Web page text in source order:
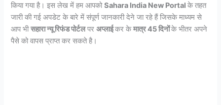
किया गया है। इस लेख में हम आपकोSahara India New Portalके तहत
जारी की गई अपडेट के बारे में संपूर्ण जानकारी देने जा रहे हैं जिसके माध्यम से
आप भीसहारा न्यू रिफंड पोर्टलपरअप्लाईकर केमात्र 45 दिनोंके भीतर अपने
पैसे को वापस प्राप्त कर सकते है।